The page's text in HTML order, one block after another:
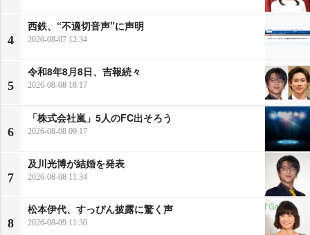
4
西鉄、“不適切音声”に声明
2026-08-07 12:34
5
令和8年8月8日、吉報続々
2026-08-08 18:17
6
「株式会社嵐」5人のFC出そろう
2026-08-08 09:17
7
及川光博が結婚を発表
2026-08-08 11:34
8
松本伊代、すっぴん披露に驚く声
2026-08-09 11:30